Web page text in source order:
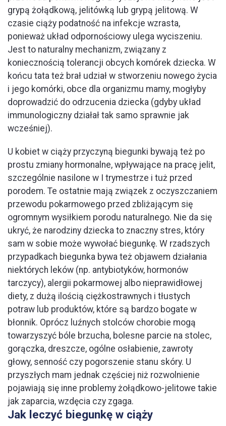
grypą żołądkową, jelitówką lub grypą jelitową. W
czasie ciąży podatność na infekcje wzrasta,
ponieważ układ odpornościowy ulega wyciszeniu.
Jest to naturalny mechanizm, związany z
koniecznością tolerancji obcych komórek dziecka. W
końcu tata też brał udział w stworzeniu nowego życia
i jego komórki, obce dla organizmu mamy, mogłyby
doprowadzić do odrzucenia dziecka (gdyby układ
immunologiczny działał tak samo sprawnie jak
wcześniej).
U kobiet w ciąży przyczyną biegunki bywają też po
prostu zmiany hormonalne, wpływające na pracę jelit,
szczególnie nasilone w I trymestrze i tuż przed
porodem. Te ostatnie mają związek z oczyszczaniem
przewodu pokarmowego przed zbliżającym się
ogromnym wysiłkiem porodu naturalnego. Nie da się
ukryć, że narodziny dziecka to znaczny stres, który
sam w sobie może wywołać biegunkę. W rzadszych
przypadkach biegunka bywa też objawem działania
niektórych leków (np. antybiotyków, hormonów
tarczycy), alergii pokarmowej albo nieprawidłowej
diety, z dużą ilością ciężkostrawnych i tłustych
potraw lub produktów, które są bardzo bogate w
błonnik. Oprócz luźnych stolców chorobie mogą
towarzyszyć bóle brzucha, bolesne parcie na stolec,
gorączka, dreszcze, ogólne osłabienie, zawroty
głowy, senność czy pogorszenie stanu skóry. U
przyszłych mam jednak częściej niż rozwolnienie
pojawiają się inne problemy żołądkowo-jelitowe takie
jak zaparcia, wzdęcia czy zgaga.
Jak leczyć biegunkę w ciąży